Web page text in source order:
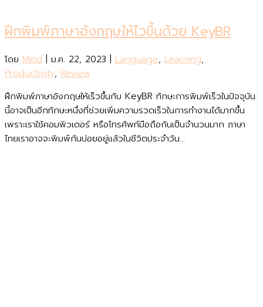
ฝึกพิมพ์ภาษาอังกฤษให้ไวขึ้นด้วย KeyBR
โดย Mind ม.ค. 22, 2023 Language, Learning,
Productivity, Review
ฝึกพิมพ์ภาษาอังกฤษให้เร็วขึ้นกับ KeyBR ทักษะการพิมพ์เร็วในปัจจุบัน
นี้อาจเป็นอีกทักษะหนึ่งที่ช่วยเพิ่มความรวดเร็วในการทำงานได้มากขึ้น
เพราะเราใช้คอมพิวเตอร์ หรือโทรศัพท์มือถือกันเป็นจำนวนมาก ภาษา
ไทยเราอาจจะพิมพ์กันบ่อยอยู่แล้วในชีวิตประจำวัน...